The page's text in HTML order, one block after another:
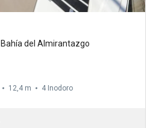
Bahía del Almirantazgo
12,4 m 4 Inodoro